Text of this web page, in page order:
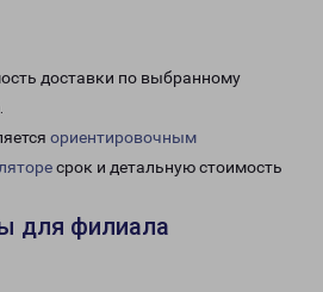
доставки по выбранному
.
ориентировочным
срок и детальную стоимость
для филиала